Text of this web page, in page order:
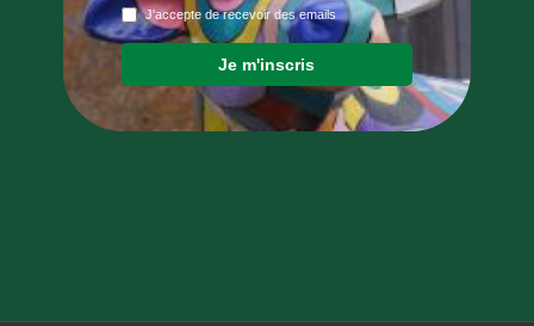
J'accepte de recevoir des emails
Je m'inscris